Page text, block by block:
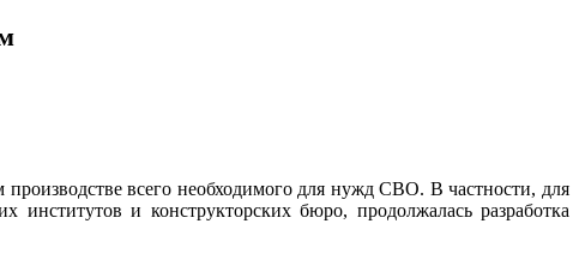
всего необходимого для нужд СВО. В частности, для
институтов и конструкторских бюро, продолжалась разработка